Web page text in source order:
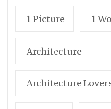
1 Picture 1
Architecture
Architecture